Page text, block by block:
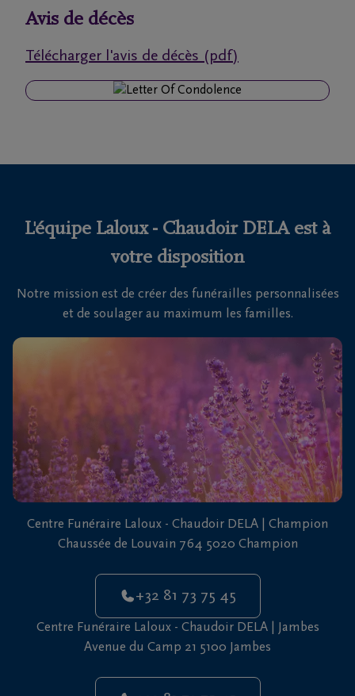
de
funéraires
fréquemment
Nous
sommes
là pour
75
45
Avis de décès
Télécharger l'avis de décès (pdf)
L'équipe Laloux - Chaudoir DELA est à
votre disposition
Notre mission est de créer des funérailles personnalisées
et de soulager au maximum les familles.
Centre Funéraire Laloux - Chaudoir DELA | Champion
Chaussée de Louvain 764 5020 Champion
+32 81 73 75 45
Centre Funéraire Laloux - Chaudoir DELA | Jambes
Avenue du Camp 21 5100 Jambes